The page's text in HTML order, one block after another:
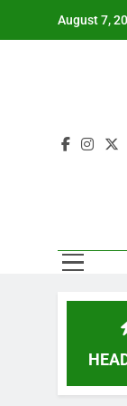
August 7,
Jalalive